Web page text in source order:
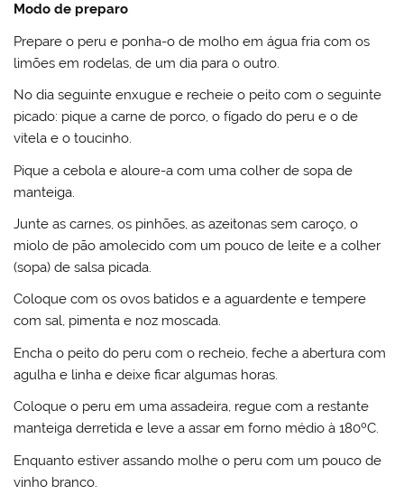
Modo de preparo
Prepare o peru e ponha-o de molho em água fria com os
limões em rodelas, de um dia para o outro.
No dia seguinte enxugue e recheie o peito com o seguinte
picado: pique a carne de porco, o fígado do peru e o de
vitela e o toucinho.
Pique a cebola e aloure-a com uma colher de sopa de
manteiga.
Junte as carnes, os pinhões, as azeitonas sem caroço, o
miolo de pão amolecido com um pouco de leite e a colher
(sopa) de salsa picada.
Coloque com os ovos batidos e a aguardente e tempere
com sal, pimenta e noz moscada.
Encha o peito do peru com o recheio, feche a abertura com
agulha e linha e deixe ficar algumas horas.
Coloque o peru em uma assadeira, regue com a restante
manteiga derretida e leve a assar em forno médio à 180ºC.
Enquanto estiver assando molhe o peru com um pouco de
vinho branco.